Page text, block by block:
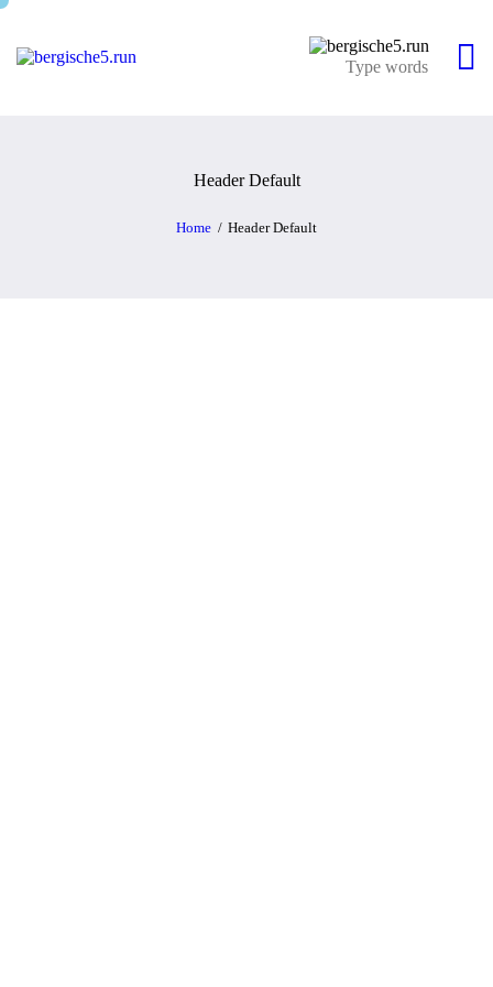
Header Default
Home Header Default